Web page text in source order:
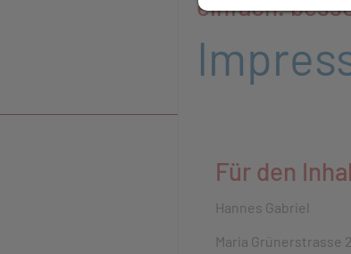
einfach.
Für den
Hannes Gabriel
Maria Grünerstrasse